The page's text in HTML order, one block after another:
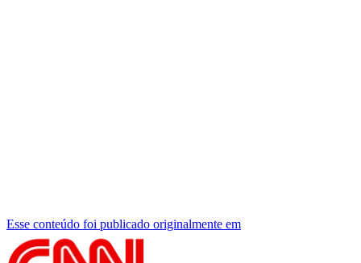
Esse conteúdo foi publicado originalmente em